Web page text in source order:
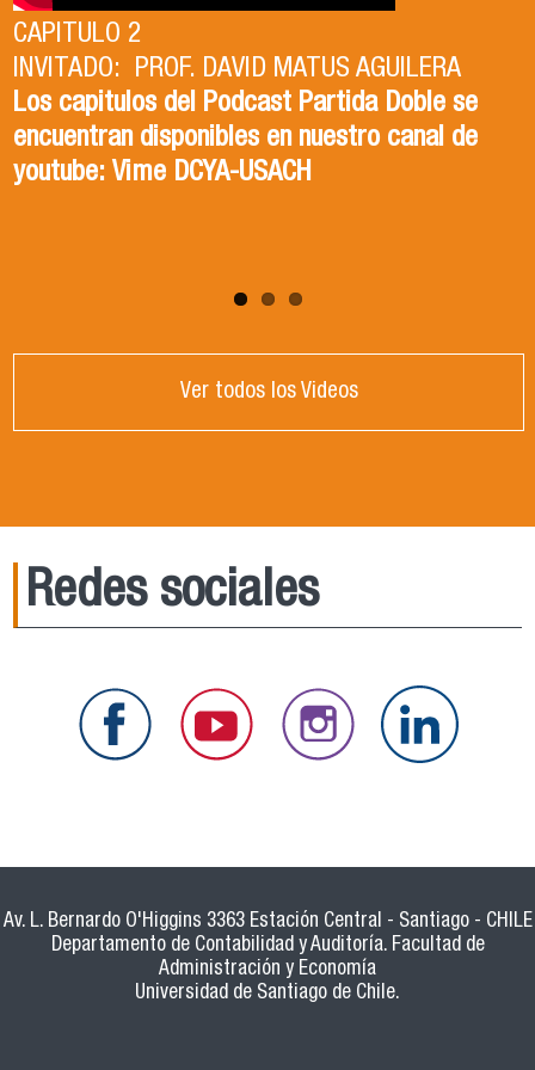
CAPITULO 2
INVITADO: PROF. DAVID MATUS AGUILERA
Los capitulos del Podcast Partida Doble se
encuentran disponibles en nuestro canal de
youtube: Vime DCYA-USACH
CAPITULO 1
INVITADA: DRA. ISABEL TORRES ZAPATA
Los capitulos del Podcast Partida Doble se
encuentran disponibles en nuestro canal de
Ver todos los Videos
Redes sociales
Av. L. Bernardo O'Higgins 3363 Estación Central - Santiago - CHILE
Departamento de Contabilidad y Auditoría. Facultad de
Administración y Economía
Universidad de Santiago de Chile.